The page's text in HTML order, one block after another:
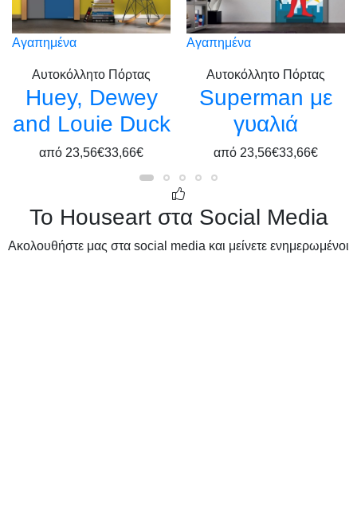
Αγαπημένα
Αυτοκόλλητο Πόρτας
Huey, Dewey
and Louie Duck
από 23,56€33,66€
Αγαπημένα
Αυτοκόλλητο Πόρτας
Superman με
γυαλιά
από 23,56€33,66€
Το Houseart στα Social Media
Ακολουθήστε μας στα social media και μείνετε ενημερωμένοι